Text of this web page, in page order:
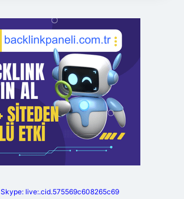
Skype: live:.cid.575569c608265c69